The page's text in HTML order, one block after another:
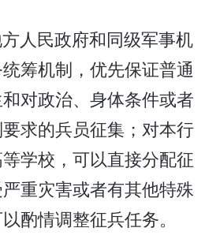
人民政府和同级军事机
筹机制，优先保证普通
对政治、身体条件或者
求的兵员征集；对本行
学校，可以直接分配征
重灾害或者有其他特殊
酌情调整征兵任务。